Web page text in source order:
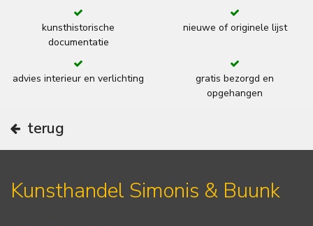
kunsthistorische
documentatie
nieuwe of originele lijst
advies interieur en verlichting
gratis bezorgd en
opgehangen
terug
Kunsthandel Simonis & Buunk